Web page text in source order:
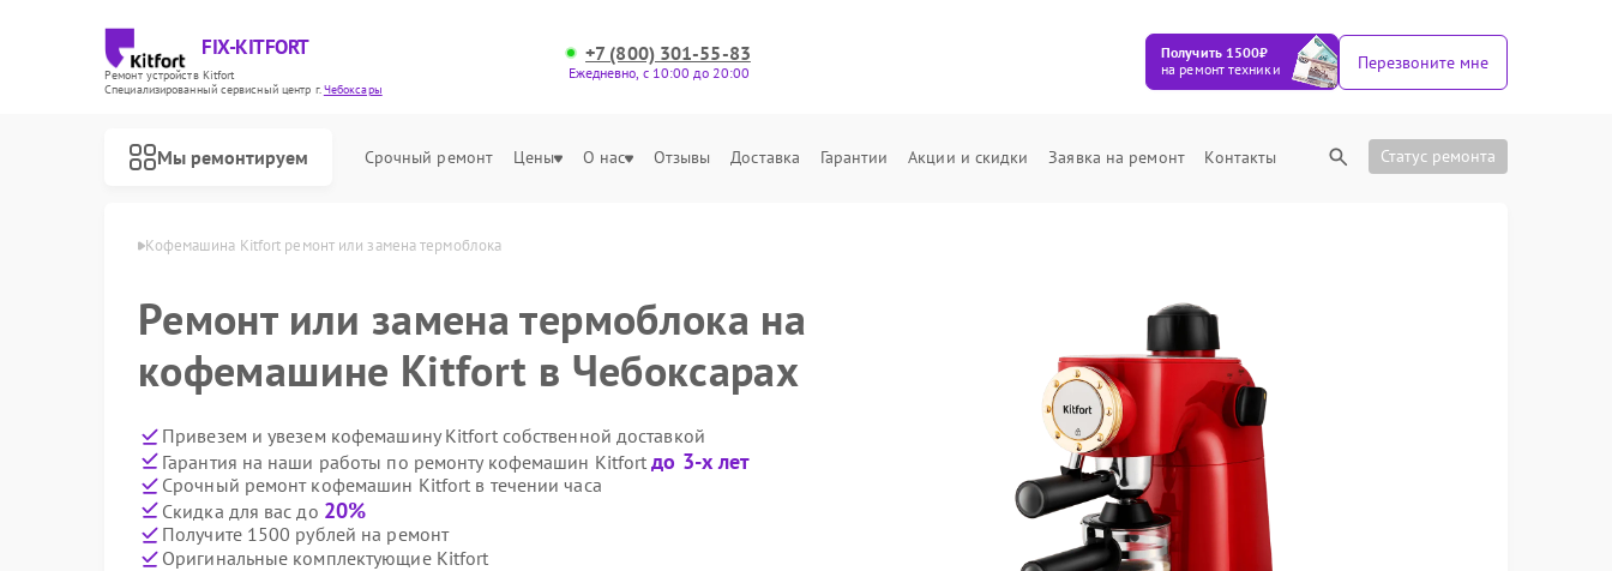
FIX-KITFORT
Ремонт устройств Kitfort
Специализированный cервисный центр г.Чебоксары
+7 (800) 301-55-83
Ежедневно, с 10:00 до 20:00
Получить 1500₽
на ремонт техники
Перезвоните мне
Мы ремонтируем Срочный ремонт Цены О нас Отзывы Доставка Гарантии Акции и скидки Заявка на ремонт Контакты Статус ремонта
в Чебоксарах Кофемашина Kitfort ремонт или замена термоблока
Ремонт или замена термоблока на
кофемашине Kitfort в Чебоксарах
Привезем и увезем кофемашину Kitfort собственной доставкой
Гарантия на наши работы по ремонту кофемашин Kitfortдо 3-х лет
Срочный ремонт кофемашин Kitfort в течении часа
Скидка для вас до 20%
Получите 1500 рублей на ремонт
Оригинальные комплектующие Kitfort